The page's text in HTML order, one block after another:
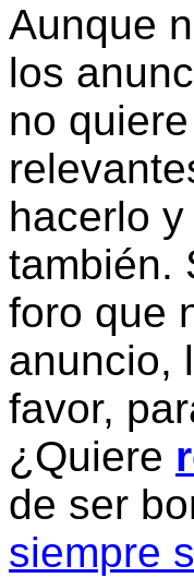
Aunque
los
no
hacerlo
también.
foro que
anuncio,
favor,
¿Quiere
de ser
siempre